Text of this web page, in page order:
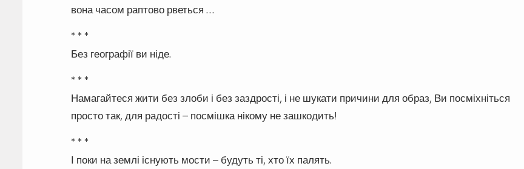
вона часом раптово рветься …
* * *
Без географії ви ніде.
* * *
Намагайтеся жити без злоби і без заздрості, і не шукати причини для образ, Ви посміхніться
просто так, для радості – посмішка нікому не зашкодить!
* * *
І поки на землі існують мости – будуть ті, хто їх палять.